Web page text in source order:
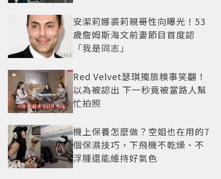
安潔莉娜裘莉親哥性向曝光！53
歲詹姆斯海文前妻節目首度認
「我是同志」
Red Velvet瑟琪獨旅糗事笑翻！
以為被認出 下一秒竟被當路人幫
忙拍照
機上保養怎麼做？空姐也在用的7
個保濕技巧，下飛機不乾燥、不
浮腫還能維持好氣色